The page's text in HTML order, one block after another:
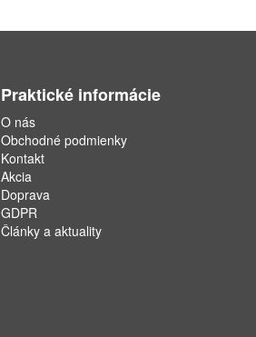
Praktické informácie
O nás
Obchodné podmienky
Kontakt
Akcia
Doprava
GDPR
Články a aktuality